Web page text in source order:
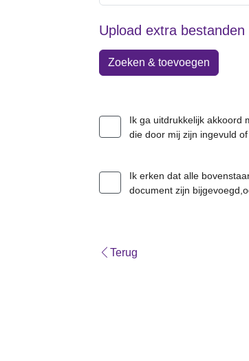
Upload extra bestanden
Zoeken & toevoegen
Ik ga uitdrukkelijk akkoord
die door mij zijn ingevuld
Ik erken dat alle
document zijn
Terug